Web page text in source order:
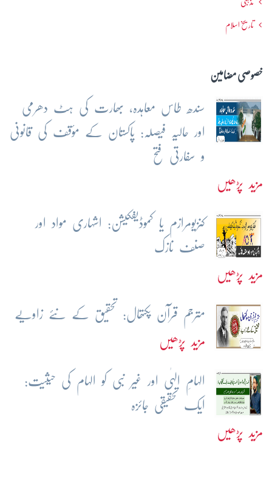
مذہبی
تاریخ اسلام
خصوصی مضامین
سندھ طاس معاہدہ، بھارت کی ہٹ دھرمی
اور حالیہ فیصلہ: پاکستان کے مؤقف کی قانونی
و سفارتی فتح
مزید پڑھیں
کنزیومرازم یا کموڈیفکیشن: اشہاری مواد اور
صنف نازک
مزید پڑھیں
مترجم قرآن پکتھال: تحقیق کے نئے زاویے
مزید پڑھیں
الہامِ الہٰی اور غیر نبی کو الہام کی حیثیت:
ایک تحقیقی جائزہ
مزید پڑھیں